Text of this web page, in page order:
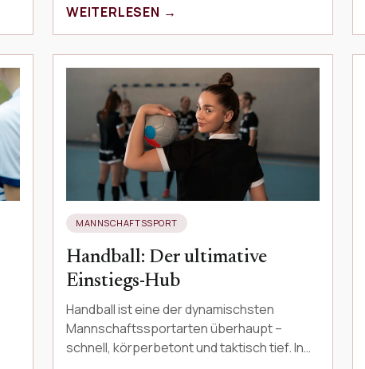
im Handba…
WEITERLESEN →
MANNSCHAFTSSPORT
Handball: Der ultimative
Einstiegs-Hub
Handball ist eine der dynamischsten
Mannschaftssportarten überhaupt –
schnell, körperbetont und taktisch tief. In